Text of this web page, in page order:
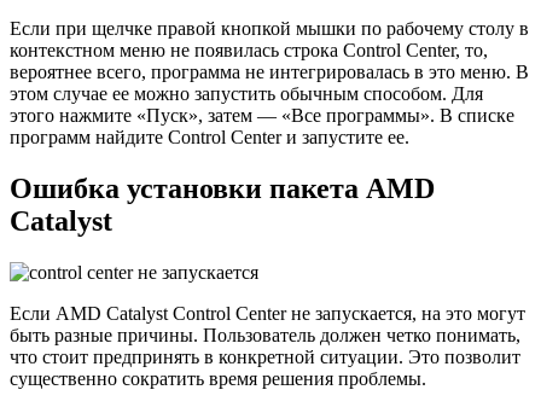
Если при щелчке правой кнопкой мышки по рабочему столу в
контекстном меню не появилась строка Control Center, то,
вероятнее всего, программа не интегрировалась в это меню. В
этом случае ее можно запустить обычным способом. Для
этого нажмите «Пуск», затем — «Все программы». В списке
программ найдите Control Center и запустите ее.
Ошибка установки пакета AMD
Catalyst
Если AMD Catalyst Control Center не запускается, на это могут
быть разные причины. Пользователь должен четко понимать,
что стоит предпринять в конкретной ситуации. Это позволит
существенно сократить время решения проблемы.